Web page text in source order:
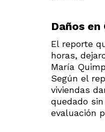
Daños en
El reporte
horas,
María
Según el
viviendas
quedado
evaluación